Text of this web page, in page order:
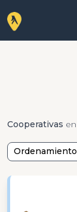
Cooperativas en
Ordenamiento